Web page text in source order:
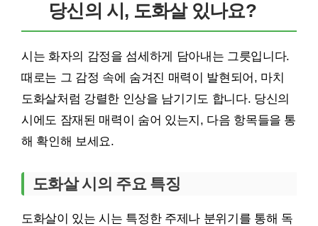
당신의 시, 도화살 있나요?
시는 화자의 감정을 섬세하게 담아내는 그릇입니다.
때로는 그 감정 속에 숨겨진 매력이 발현되어, 마치
도화살처럼 강렬한 인상을 남기기도 합니다. 당신의
시에도 잠재된 매력이 숨어 있는지, 다음 항목들을 통
해 확인해 보세요.
도화살 시의 주요 특징
도화살이 있는 시는 특정한 주제나 분위기를 통해 독